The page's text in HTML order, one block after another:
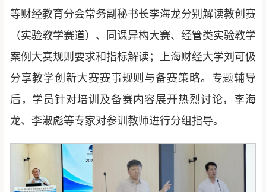
等财经教育分会常务副秘书长李海龙分别解读教创赛
（实验教学赛道）、同课异构大赛、经管类实验教学
案例大赛规则要求和指标解读；上海财经大学刘可伋
分享教学创新大赛赛事规则与备赛策略。专题辅导
后，学员针对培训及备赛内容展开热烈讨论，李海
龙、李淑彪等专家对参训教师进行分组指导。